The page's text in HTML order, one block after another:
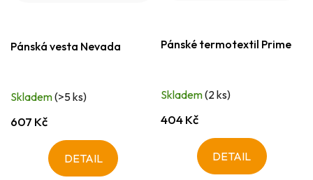
Pánská vesta Nevada
Skladem(>5 ks)
607 Kč
DETAIL
Pánské termotextil Prime
Skladem(2 ks)
404 Kč
DETAIL